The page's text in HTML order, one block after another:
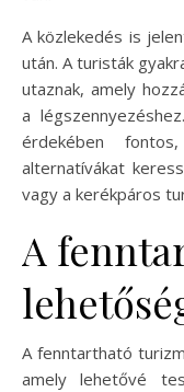
A közlekedés is
után. A turisták
utaznak, amely
a
érdekében
alternatívákat
vagy a kerékpáros
A
A fenntartható
amely lehetővé